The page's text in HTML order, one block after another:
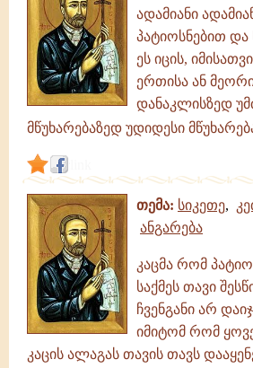
ადამიანი
პატიოსნებით და
ეს იცის,
ერთისა ან
დანაკლისზედ
მწუხარებაზედ უდიდესი
თემა: სიკეთე,
ანგარება
კაცმა რომ
საქმეს თავი
ჩვენგანი არ
იმიტომ რომ
კაცის ალაგას თავის თავს